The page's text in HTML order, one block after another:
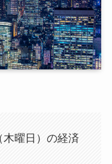
曜日）の経済